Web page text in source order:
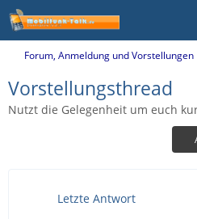
Forum, Anmeldung und Vorstellungen
Vorstellungsthread
Nutzt die Gelegenheit um euch
Letzte Antwort